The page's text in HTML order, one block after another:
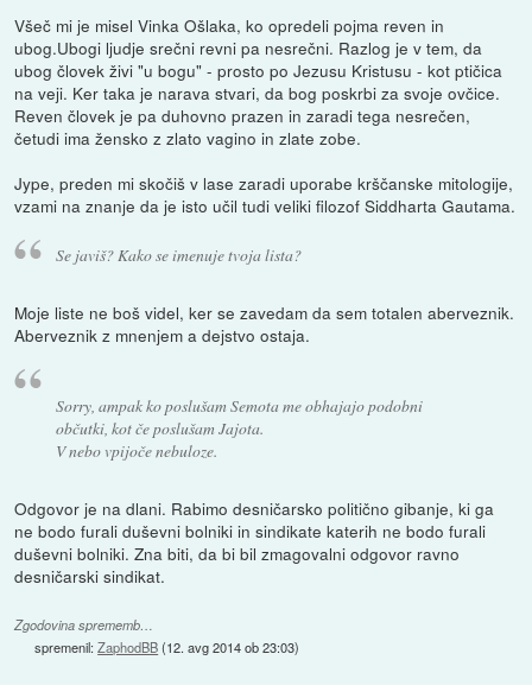
Všeč mi je misel Vinka Ošlaka, ko opredeli pojma reven in
ubog.Ubogi ljudje srečni revni pa nesrečni. Razlog je v tem, da
ubog človek živi "u bogu" - prosto po Jezusu Kristusu - kot ptičica
na veji. Ker taka je narava stvari, da bog poskrbi za svoje ovčice.
Reven človek je pa duhovno prazen in zaradi tega nesrečen,
četudi ima žensko z zlato vagino in zlate zobe.
Jype, preden mi skočiš v lase zaradi uporabe krščanske mitologije,
vzami na znanje da je isto učil tudi veliki filozof Siddharta Gautama.
Se javiš? Kako se imenuje tvoja lista?
Moje liste ne boš videl, ker se zavedam da sem totalen aberveznik.
Aberveznik z mnenjem a dejstvo ostaja.
Sorry, ampak ko poslušam Semota me obhajajo podobni
občutki, kot če poslušam Jajota.
V nebo vpijoče nebuloze.
Odgovor je na dlani. Rabimo desničarsko politično gibanje, ki ga
ne bodo furali duševni bolniki in sindikate katerih ne bodo furali
duševni bolniki. Zna biti, da bi bil zmagovalni odgovor ravno
desničarski sindikat.
Zgodovina sprememb…
spremenil:ZaphodBB(12. avg 2014 ob 23:03)